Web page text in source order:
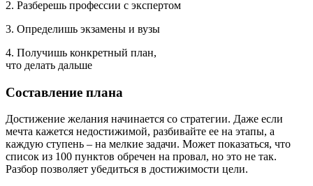
2. Разберешь профессии с экспертом
3. Определишь экзамены и вузы
4. Получишь конкретный план,
что делать дальше
Составление плана
Достижение желания начинается со стратегии. Даже если
мечта кажется недостижимой, разбивайте ее на этапы, а
каждую ступень ‒ на мелкие задачи. Может показаться, что
список из 100 пунктов обречен на провал, но это не так.
Разбор позволяет убедиться в достижимости цели.